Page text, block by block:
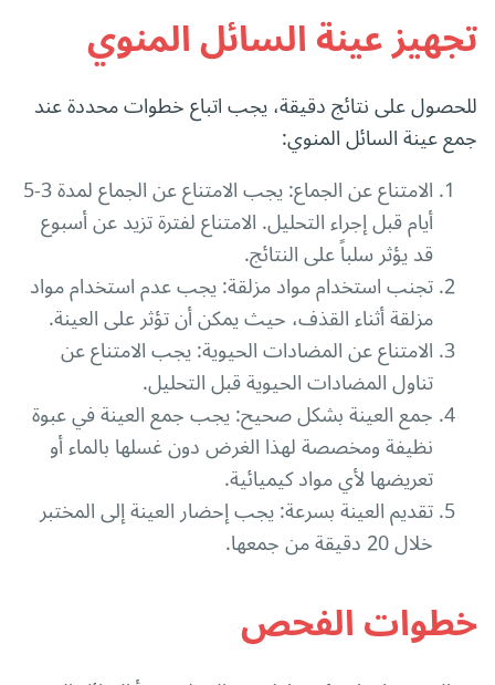
تجهيز عينة السائل المنوي
للحصول على نتائج دقيقة، يجب اتباع خطوات محددة عند
جمع عينة السائل المنوي:
الامتناع عن الجماع: يجب الامتناع عن الجماع لمدة 3-5
أيام قبل إجراء التحليل. الامتناع لفترة تزيد عن أسبوع
قد يؤثر سلباً على النتائج.
تجنب استخدام مواد مزلقة: يجب عدم استخدام مواد
مزلقة أثناء القذف، حيث يمكن أن تؤثر على العينة.
الامتناع عن المضادات الحيوية: يجب الامتناع عن
تناول المضادات الحيوية قبل التحليل.
جمع العينة بشكل صحيح: يجب جمع العينة في عبوة
نظيفة ومخصصة لهذا الغرض دون غسلها بالماء أو
تعريضها لأي مواد كيميائية.
تقديم العينة بسرعة: يجب إحضار العينة إلى المختبر
خلال 20 دقيقة من جمعها.
خطوات الفحص